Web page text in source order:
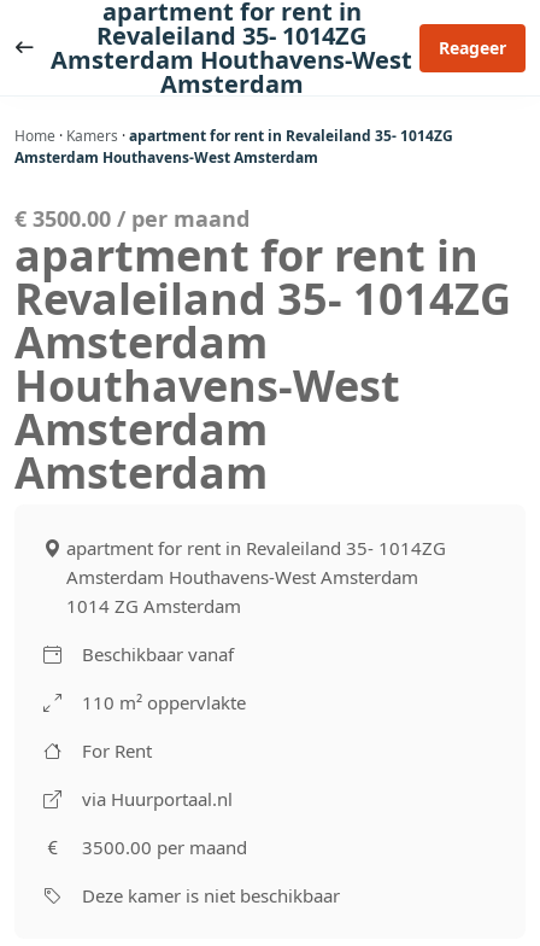
naar
apartment for rent in
Revaleiland 35- 1014ZG
Amsterdam Houthavens-West
Amsterdam
Reageer
Home · Kamers ·apartment for rent in Revaleiland 35- 1014ZG
Amsterdam Houthavens-West Amsterdam
€ 3500.00 / per maand
apartment for rent in
Revaleiland 35- 1014ZG
Amsterdam
Houthavens-West
Amsterdam
Amsterdam
apartment for rent in Revaleiland 35- 1014ZG
Amsterdam Houthavens-West Amsterdam
1014 ZG Amsterdam
Beschikbaar vanaf
110 m² oppervlakte
For Rent
via Huurportaal.nl
3500.00 per maand
Deze kamer is niet beschikbaar